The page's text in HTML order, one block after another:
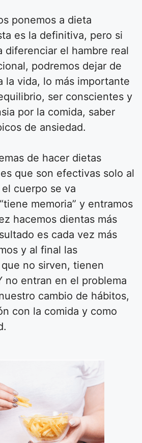
ponemos a dieta
es la definitiva, pero si
diferenciar el hambre real
podremos dejar de
la vida, lo más importante
ser conscientes y
por la comida, saber
de ansiedad.
de hacer dietas
que son efectivas solo al
cuerpo se va
memoria” y entramos
hacemos dientas más
es cada vez más
y al final las
no sirven, tienen
entran en el problema
cambio de hábitos,
con la comida y como